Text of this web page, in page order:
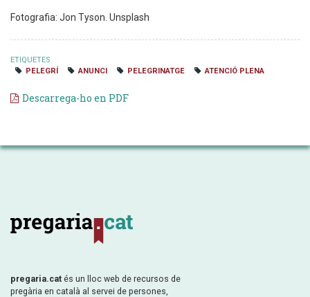
Fotografia: Jon Tyson. Unsplash
ETIQUETES
PELEGRÍ
ANUNCI PELEGRINATGE ATENCIÓ PLENA
Descarrega-ho en PDF
pregaria.cat és un lloc web de recursos de
pregària en català al servei de persones,